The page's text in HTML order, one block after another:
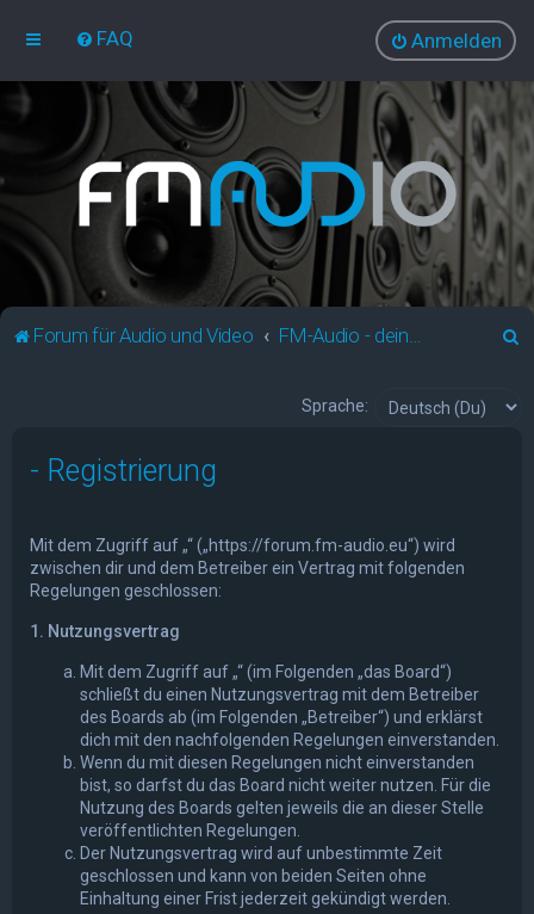
FAQ Anmelden
Forum für Audio und Video
Sprache:
- Registrierung
Mit dem Zugriff auf „“ („https://forum.fm-audio.eu“) wird
zwischen dir und dem Betreiber ein Vertrag mit folgenden
Regelungen geschlossen:
1. Nutzungsvertrag
Mit dem Zugriff auf „“ (im Folgenden „das Board“)
schließt du einen Nutzungsvertrag mit dem Betreiber
des Boards ab (im Folgenden „Betreiber“) und erklärst
dich mit den nachfolgenden Regelungen einverstanden.
Wenn du mit diesen Regelungen nicht einverstanden
bist, so darfst du das Board nicht weiter nutzen. Für die
Nutzung des Boards gelten jeweils die an dieser Stelle
veröffentlichten Regelungen.
Der Nutzungsvertrag wird auf unbestimmte Zeit
geschlossen und kann von beiden Seiten ohne
Einhaltung einer Frist jederzeit gekündigt werden.